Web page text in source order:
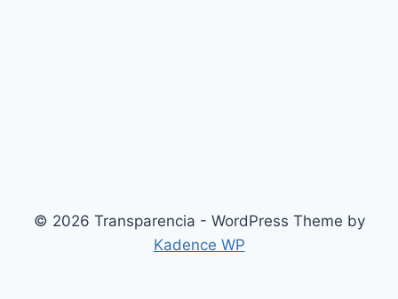
© 2026 Transparencia - WordPress Theme by
Kadence WP